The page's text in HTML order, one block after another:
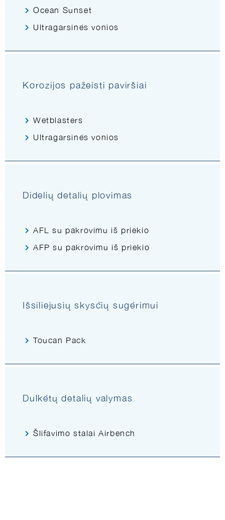
Ocean Sunset
Ultragarsinės vonios
Korozijos pažeisti paviršiai
Wetblasters
Ultragarsinės vonios
Didelių detalių plovimas
AFL su pakrovimu iš priekio
AFP su pakrovimu iš priekio
Išsiliejusių skysčių sugėrimui
Toucan Pack
Dulkėtų detalių valymas
Šlifavimo stalai Airbench